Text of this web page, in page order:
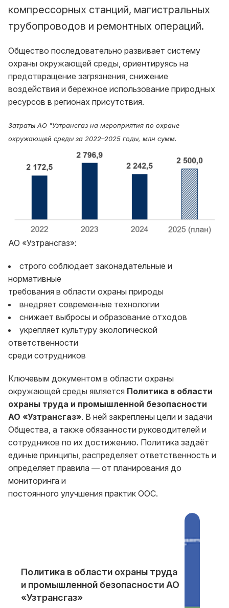
компрессорных станций, магистральных
трубопроводов и ремонтных операций.
Общество последовательно развивает систему
охраны окружающей среды, ориентируясь на
предотвращение загрязнения, снижение
воздействия и бережное использование природных
ресурсов в регионах присутствия.
Затраты АО "Узтрансгаз на мероприятия по охране
окружающей среды за 2022–2025 годы, млн сумм.
АО «Узтрансгаз»:
строго соблюдает законадательные и
нормативные
требования в области охраны природы
внедряет современные технологии
снижает выбросы и образование отходов
укрепляет культуру экологической
ответственности
среди сотрудников
Политика в области охраны труда
и промышленной безопасности АО
«Узтрансгаз»
Ключевым документом в области охраны
окружающей среды является Политика в области
охраны труда и промышленной безопасности
АО «Узтрансгаз». В ней закреплены цели и задачи
Общества, а также обязанности руководителей и
сотрудников по их достижению. Политика задаёт
единые принципы, распределяет ответственность и
определяет правила — от планирования до
мониторинга и
постоянного улучшения практик ООС.